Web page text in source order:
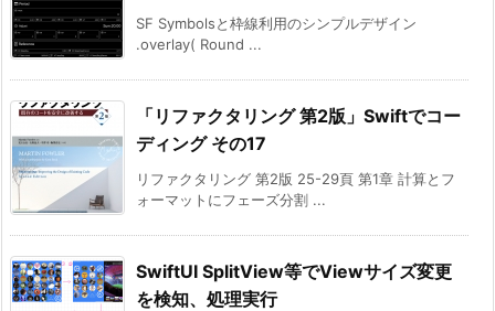
SF Symbolsと枠線利用のシンプルデザイン
.overlay( Round ...
「リファクタリング 第2版」Swiftでコー
ディング その17
リファクタリング 第2版 25-29頁 第1章 計算とフ
ォーマットにフェーズ分割 ...
SwiftUI SplitView等でViewサイズ変更
を検知、処理実行